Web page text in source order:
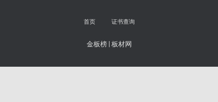
首页 证书查询
金板榜| 板材网